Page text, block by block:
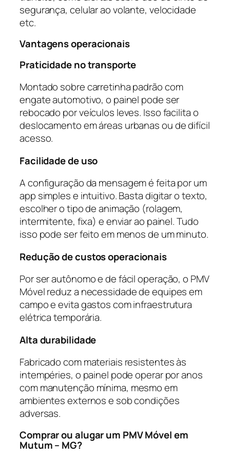
segurança, celular ao volante, velocidade
etc.
Vantagens operacionais
Praticidade no transporte
Montado sobre carretinha padrão com
engate automotivo, o painel pode ser
rebocado por veículos leves. Isso facilita o
deslocamento em áreas urbanas ou de difícil
acesso.
Facilidade de uso
A configuração da mensagem é feita por um
app simples e intuitivo. Basta digitar o texto,
escolher o tipo de animação (rolagem,
intermitente, fixa) e enviar ao painel. Tudo
isso pode ser feito em menos de um minuto.
Redução de custos operacionais
Por ser autônomo e de fácil operação, o PMV
Móvel reduz a necessidade de equipes em
campo e evita gastos com infraestrutura
elétrica temporária.
Alta durabilidade
Fabricado com materiais resistentes às
intempéries, o painel pode operar por anos
com manutenção mínima, mesmo em
ambientes externos e sob condições
adversas.
Comprar ou alugar um PMV Móvel em
Mutum – MG?